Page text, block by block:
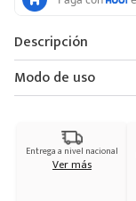
Descripción
Modo de uso
Entrega a nivel nacional
Ver más